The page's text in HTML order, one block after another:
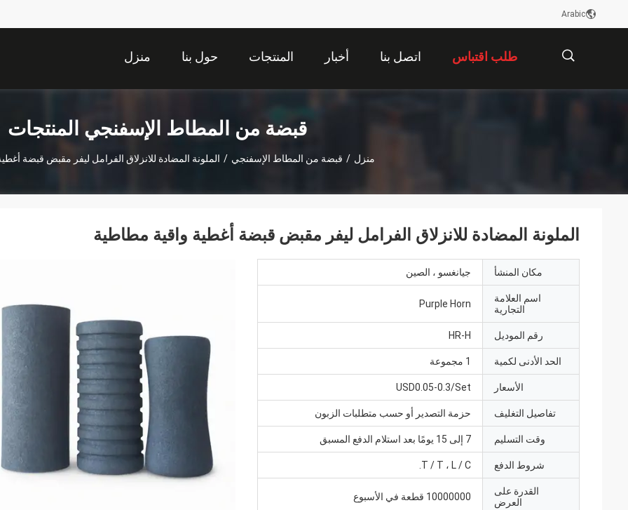
Arabic
منزل حول بنا المنتجات أخبار اتصل بنا طلب اقتباس
قبضة من المطاط الإسفنجي المنتجات
منزل / قبضة من المطاط الإسفنجي / الملونة المضادة للانزلاق الفرامل ليفر مقبض قبضة
الملونة المضادة للانزلاق الفرامل ليفر مقبض قبضة أغطية واقية مطاطية
مكان المنشأ جيانغسو ، الصين
اسم العلامة
التجارية
Purple Horn
رقم الموديل HR-H
الحد الأدنى لكمية 1 مجموعة
الأسعار USD0.05-0.3/Set
تفاصيل التغليف حزمة التصدير أو حسب متطلبات الزبون
وقت التسليم 7 إلى 15 يومًا بعد استلام الدفع المسبق
شروط الدفع T / T ، L / C.
القدرة على
العرض
10000000 قطعة في الأسبوع